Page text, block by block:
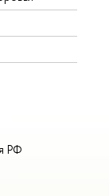
РФ